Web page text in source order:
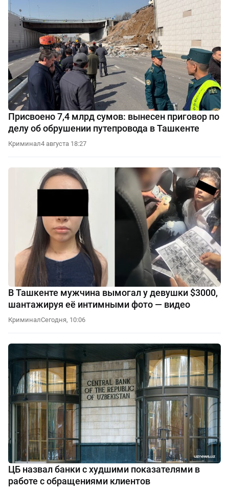
Присвоено 7,4 млрд сумов: вынесен приговор по
делу об обрушении путепровода в Ташкенте
Криминал4 августа 18:27
В Ташкенте мужчина вымогал у девушки $3000,
шантажируя её интимными фото — видео
КриминалСегодня, 10:06
ЦБ назвал банки с худшими показателями в
работе с обращениями клиентов